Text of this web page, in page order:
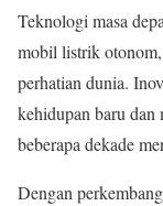
Teknologi masa
mobil listrik
perhatian dunia.
kehidupan baru dan
beberapa dekade
Dengan